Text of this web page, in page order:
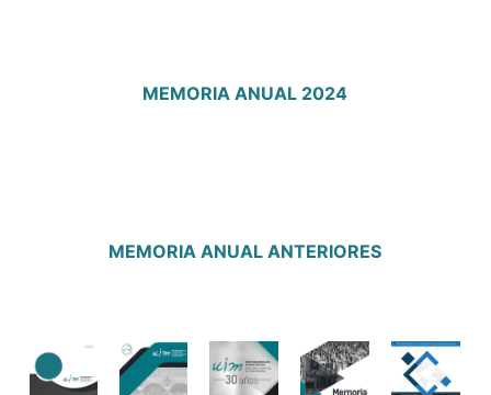
MEMORIA ANUAL 2024
MEMORIA ANUAL ANTERIORES